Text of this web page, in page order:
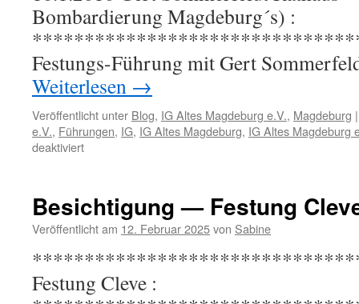
Bombardierung
*********************************
Festungs-Führung mit Gert
Weiterlesen →
Veröffentlicht unter Blog, IG Altes Magdeburg e.V., Magdeburg |
e.V., Führungen, IG, IG Altes Magdeburg, IG Altes Magdeburg
deaktiviertfür
Besichtigung — Festung
Veröffentlicht am 12. Februar 2025von Sabine
*********************************
Festung